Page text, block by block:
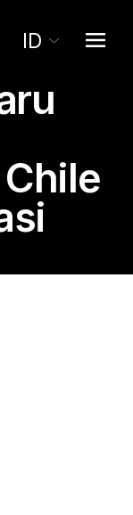
ID
Chile